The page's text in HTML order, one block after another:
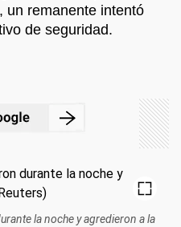
un remanente intentó
de seguridad.
la noche y agredieron a la